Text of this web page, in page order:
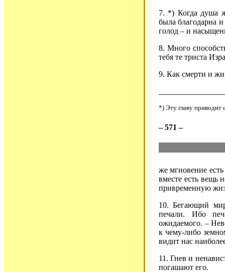
7. *) Когда душа
была благодарна
голод – и
8. Много
тебя те триста
9. Как смерти и
*) Эту главу приводит
– 571 –
же мгновение
вместе есть вещь
привременную
10. Бегающий
печали. Ибо
ожидаемого. –
к чему-либо
видит нас
11. Гнев и
погашают его.